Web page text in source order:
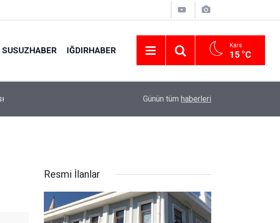
SUSUZHABER IĞDIRHABER Kars
15 °C
Kartal’da minibüs yangını: Peş peşe
Günün tüm haberleri
Resmi İlanlar